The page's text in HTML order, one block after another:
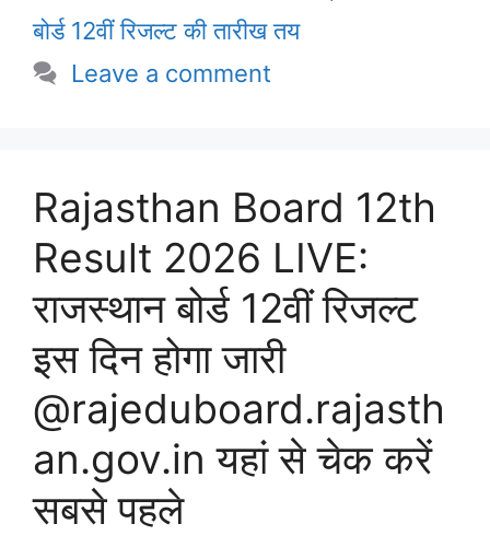
बोर्ड 12वीं रिजल्ट की तारीख तय
Leave a comment
Rajasthan Board 12th
Result 2026 LIVE:
राजस्थान बोर्ड 12वीं रिजल्ट
इस दिन होगा जारी
@rajeduboard.rajasth
an.gov.in यहां से चेक करें
सबसे पहले